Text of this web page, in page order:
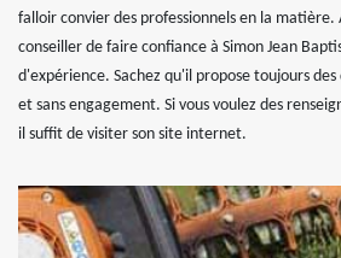
falloir convier des professionnels en la matière.
conseiller de faire confiance à Simon Jean
d'expérience. Sachez qu'il propose toujours
et sans engagement. Si vous voulez des
il suffit de visiter son site internet.